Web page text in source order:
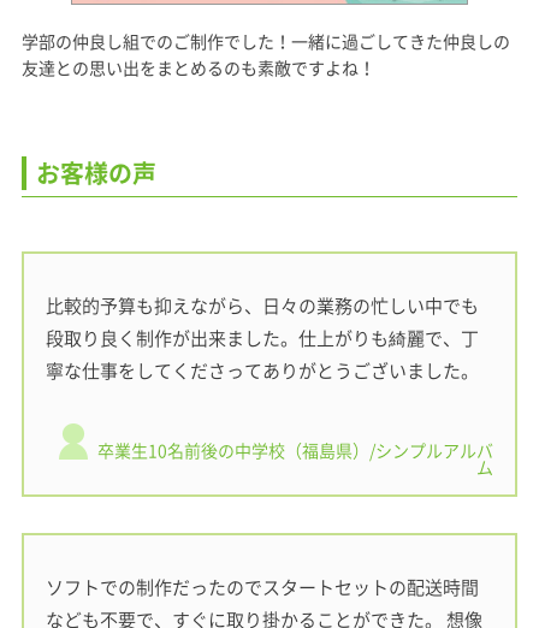
学部の仲良し組でのご制作でした！一緒に過ごしてきた仲良しの
友達との思い出をまとめるのも素敵ですよね！
お客様の声
比較的予算も抑えながら、日々の業務の忙しい中でも
段取り良く制作が出来ました。仕上がりも綺麗で、丁
寧な仕事をしてくださってありがとうございました。
卒業生10名前後の中学校（福島県）/シンプルアルバ
ム
ソフトでの制作だったのでスタートセットの配送時間
なども不要で、すぐに取り掛かることができた。 想像